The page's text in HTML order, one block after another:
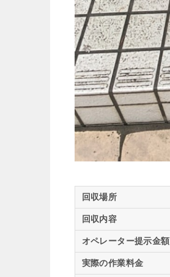
回収場所
回収内容
オペレーター提示金額
実際の作業料金